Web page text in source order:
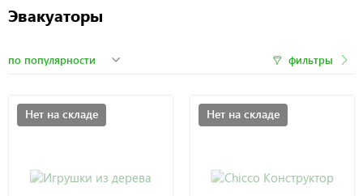
Эвакуаторы
фильтры
Нет на складе Нет на складе